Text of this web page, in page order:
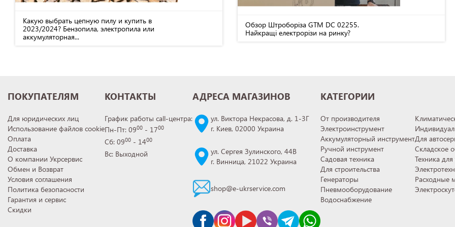
Какую выбрать цепную пилу и купить в
2023/2024? Бензопила, электропила или
аккумуляторная...
Обзор Штроборіза GTM DC 02255.
Найкращі електрорізи на ринку?
ПОКУПАТЕЛЯМ
Для юридических лиц
Использование файлов cookie
Оплата
Доставка
О компании Укрсервис
Обмен и Возврат
Условия соглашения
Политика безопасности
Гарантия и сервис
Скидки
КОНТАКТЫ
График работы call-центра:
Пн-Пт: 0900 - 1700
Сб: 0900 - 1400
Вс: Выходной
АДРЕСА МАГАЗИНОВ
ул. Виктора Некрасова, д. 1-3Г
г. Киев, 02000 Украина
ул. Сергея Зулинского, 44В
г. Винница, 21022 Украина
shop@e-ukrservice.com
КАТЕГОРИИ
От производителя
Электроинструмент
Аккумуляторный инструмент
Ручной инструмент
Садовая техника
Для строительства
Генераторы
Пневмооборудование
Водоснабжение
Для
Складское
Техника
Расходные